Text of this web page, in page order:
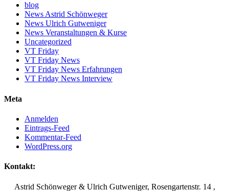
blog
News Astrid Schönweger
News Ulrich Gutweniger
News Veranstaltungen & Kurse
Uncategorized
VT Friday
VT Friday News
VT Friday News Erfahrungen
VT Friday News Interview
Meta
Anmelden
Eintrags-Feed
Kommentar-Feed
WordPress.org
Kontakt:
Astrid Schönweger & Ulrich Gutweniger, Rosengartenstr. 14 ,